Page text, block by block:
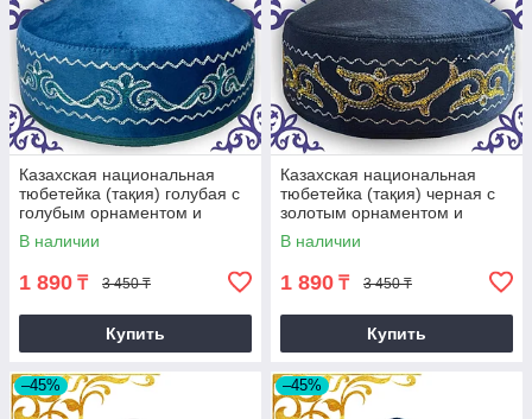
Казахская национальная
тюбетейка (тақия) голубая с
голубым орнаментом и
белой строчкой (2)
В наличии
1 890 ₸ 3 450 ₸
Купить
Казахская национальная
тюбетейка (тақия) черная с
золотым орнаментом и
белой строчкой
В наличии
1 890 ₸ 3 450 ₸
Купить
–45% –45%